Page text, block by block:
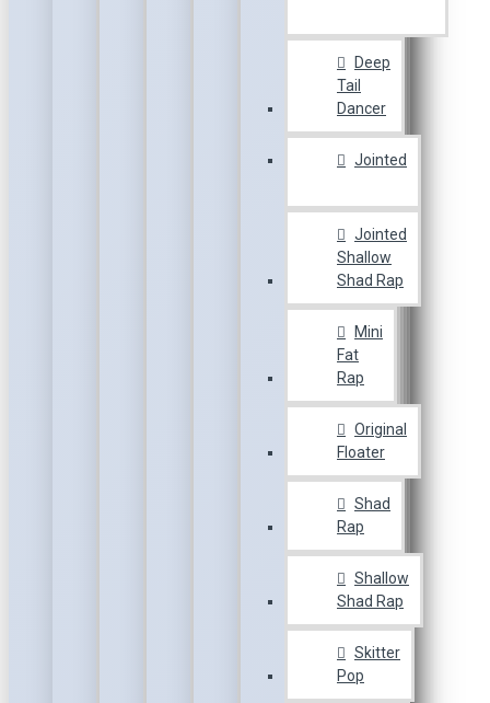
Deep
Tail
Dancer
Jointed
Jointed
Shallow
Shad Rap
Mini
Fat
Rap
Original
Floater
Shad
Rap
Shallow
Shad Rap
Skitter
Pop